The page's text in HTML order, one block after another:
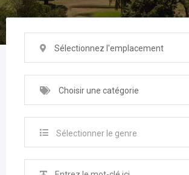
Sélectionnez l'emplacement
Choisir une catégorie
Sélectionner le genre